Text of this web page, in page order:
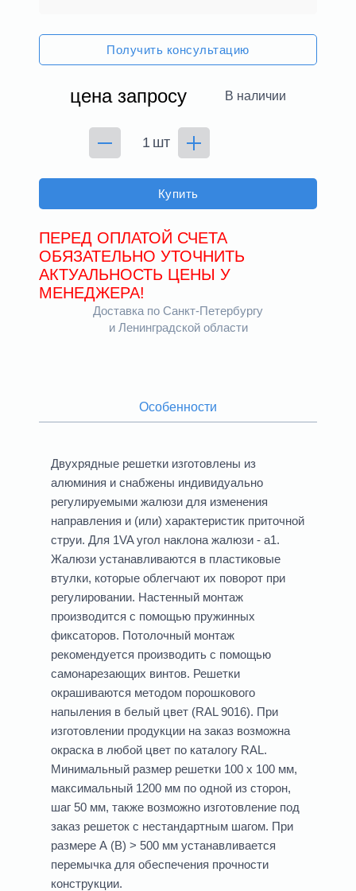
Получить консультацию
цена запросу В наличии
Купить
шт
ПЕРЕД ОПЛАТОЙ СЧЕТА
ОБЯЗАТЕЛЬНО УТОЧНИТЬ
АКТУАЛЬНОСТЬ ЦЕНЫ У
МЕНЕДЖЕРА!
Доставка по Санкт-Петербургу
и Ленинградской области
Особенности
Двухрядные решетки изготовлены из
алюминия и снабжены индивидуально
регулируемыми жалюзи для изменения
направления и (или) характеристик приточной
струи. Для 1VA угол наклона жалюзи - a1.
Жалюзи устанавливаются в пластиковые
втулки, которые облегчают их поворот при
регулировании. Настенный монтаж
производится с помощью пружинных
фиксаторов. Потолочный монтаж
рекомендуется производить с помощью
самонарезающих винтов. Решетки
окрашиваются методом порошкового
напыления в белый цвет (RAL 9016). При
изготовлении продукции на заказ возможна
окраска в любой цвет по каталогу RAL.
Минимальный размер решетки 100 x 100 мм,
максимальный 1200 мм по одной из сторон,
шаг 50 мм, также возможно изготовление под
заказ решеток с нестандартным шагом. При
размере А (В) > 500 мм устанавливается
перемычка для обеспечения прочности
конструкции.